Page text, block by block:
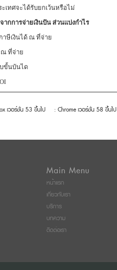
ะเทศจะได้รับยกเว้นหรือไม่
กการจ่ายเงินปัน ส่วนแบ่งกำไร
าษีเงินได้ ณ ที่จ่าย
ณ ที่จ่าย
ขั้นบันได
เวอร์ชั่น 53 ขึ้นไป : Chrome เวอร์ชั่น 58 ขึ้นไป
Main Menu
หน้าแรก
เกี่ยวกับเรา
บริการ
บทความ
ติดต่อเรา